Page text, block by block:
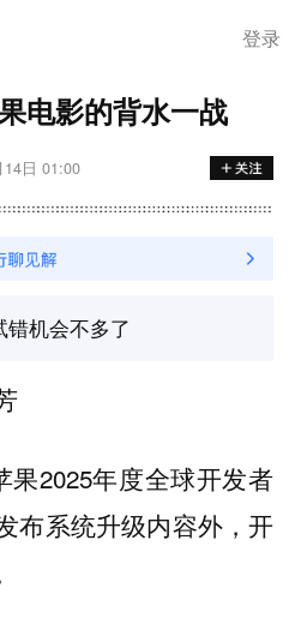
登录
电影的背水一战
14日 01:00
机会不多了
果2025年度全球开发者
布系统升级内容外，开